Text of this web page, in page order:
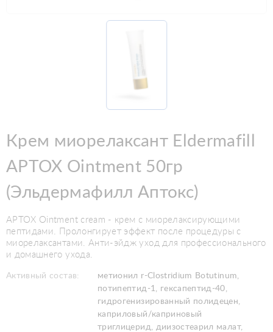
Крем миорелаксант Eldermafill
APTOX Ointment 50гр
(Эльдермафилл Аптокс)
APTOX Ointment cream - крем с миорелаксирующими
пептидами. Пролонгирует эффект после процедуры с
миорелаксантами. Анти-эйдж уход для профессионального
и домашнего ухода.
Активный состав:
метионил r-Clostridium Botutinum,
потипептид-1, гексапептид-40,
гидрогенизированный полидецен,
каприловый/каприновый
триглицерид, диизостеарил малат,